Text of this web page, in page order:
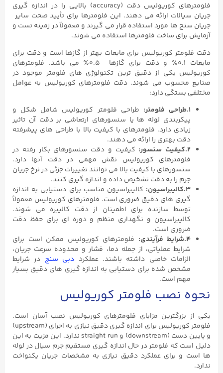
فلومترهای کوریولیس دقت (accuracy) بالایی را در اندازه گیری
جریان سیالات ارائه می دهند. این فلومترها برای تأیید صحت سایر
جریان سنج ها مورد استفاده قرار می گیرند و معمولاً در زمینه تست و
آزمایش برای ساخت فلومترها استفاده می شوند.
دقت فلومتر کوریولیس برای مایعات بهتر از گازها است و دقت برای
مایعات ۰.۱٪ و دقت برای گازها ۰.۵٪ می باشد. فلومترهای
کوریولیس یکی از دقیق ترین تکنولوژی های فلومتر موجود در
صنایع محسوب می شوند. دقت فلومترهای کوریولیس به عوامل
مختلفی بستگی دارد:
۱.طراحی فلومتر:
طراحی فلومتر کوریولیس شامل شکل و
پیکربندی لوله ها یا سنسورهای ارتعاشی بر دقت آن تاثیر
زیادی دارد. فلومترهای با کیفیت بالا با طراحی های پیشرفته
دقت بهتری را ارائه می دهند.
۲.کیفیت سنسور:
کیفیت و دقت سنسورهای بکار رفته در
فلومترهای کوریولیس نقش مهمی در دقت آنها دارد.
سنسورهای با کیفیت بالا می توانند تغییرات جزئی در نرخ جریان
جرم را به دقت تشخیص داده و اندازه گیری کنند.
۳.کالیبراسیون:
کالیبراسیون مناسب برای دستیابی به اندازه
گیری های دقیق ضروری است. فلومترهای کوریولیس معمولاً
توسط سازنده برای اطمینان از دقت کالیبره می شوند.
کالیبراسیون و نگهداری منظم و دوره ای برای حفظ دقت
ضروری است.
۴.شرایط فرآیندی:
فلومترهای کوریولیس ممکن است برای
شرایط عملیاتی، از جمله دما، فشار و محدوده سرعت جریان،
الزامات خاصی داشته باشند. عملکرد دبی سنج در شرایط
مشخص شده برای دستیابی به اندازه گیری های دقیق بسیار
مهم است.
نحوه نصب فلومتر کوریولیس
یکی از بزرگترین مزایای فلومترهای کوریولیس نصب آسان است.
فلومتر کوریولیس برای اندازه گیری دقیق نیازی به اجرای (upstream)
و پایین دست (downstream) و straight run ندارد. این مزیت به این
دلیل است که فلومتر در حال اندازه گیری مستقیم جرم سیال در لوله
ها است و برای عملکرد دقیق نیازی به مشخصات جریان یکنواخت
ندارد.